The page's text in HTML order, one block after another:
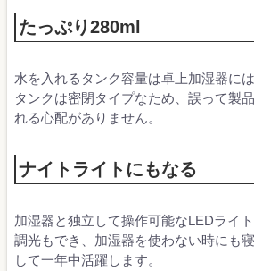
たっぷり280ml
水を入れるタンク容量は卓上加湿器に
タンクは密閉タイプなため、誤って製
れる心配がありません。
ナイトライトにもなる
加湿器と独立して操作可能なLEDライ
調光もでき、加湿器を使わない時にも
して一年中活躍します。